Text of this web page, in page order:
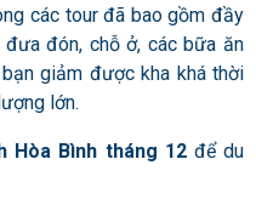
các tour đã bao gồm đầy
đón, chỗ ở, các bữa ăn
giảm được kha khá thời
lớn.
Hòa Bình tháng 12để du